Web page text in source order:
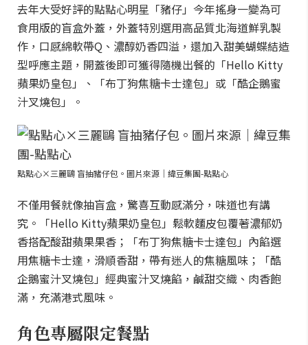
去年大受好評的點點心明星「豬仔」今年搖身一變為可
食用版的盲盒外蓋，外蓋特別選用高品質北海道鮮乳製
作，口感綿軟帶Q、濃醇奶香四溢，還加入甜美蝴蝶結造
型呼應主題，開蓋後即可獲得隨機出餐的「Hello Kitty
蘋果奶皇包」、「布丁狗焦糖卡士達包」或「酷企鵝蜜
汁叉燒包」。
點點心×三麗鷗 盲抽豬仔包。圖片來源｜緯豆集團-點點心
不僅用餐就像抽盲盒，驚喜互動感滿分，味道也有講
究。「Hello Kitty蘋果奶皇包」鬆軟麵皮包覆著濃郁奶
香搭配酸甜蘋果果香；「布丁狗焦糖卡士達包」內餡選
用焦糖卡士達，滑順香甜，帶有迷人的焦糖風味；「酷
企鵝蜜汁叉燒包」經典蜜汁叉燒餡，鹹甜交織、肉香飽
滿，充滿港式風味。
角色專屬限定餐點